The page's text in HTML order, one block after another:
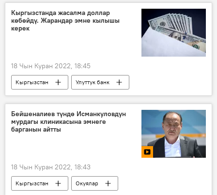
Кыргызстанда жасалма доллар
көбөйдү. Жарандар эмне кылышы
керек
18 Чын Куран 2022, 18:45
Кыргызстан
Улуттук банк
чет элдик валюта
доллар
жасалма
кылмыш милиция
Бейшеналиев түндө Исманкуловдун
мурдагы клиникасына эмнеге
барганын айтты
18 Чын Куран 2022, 18:43
Кыргызстан
Окуялар